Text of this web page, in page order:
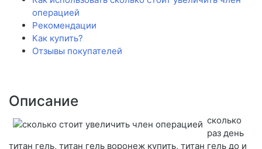
операцией
Рекомендации
Как купить?
Отзывы покупателей
Описание
сколько
раз день
титан гель, титан гель воронеж купить, титан гель до и